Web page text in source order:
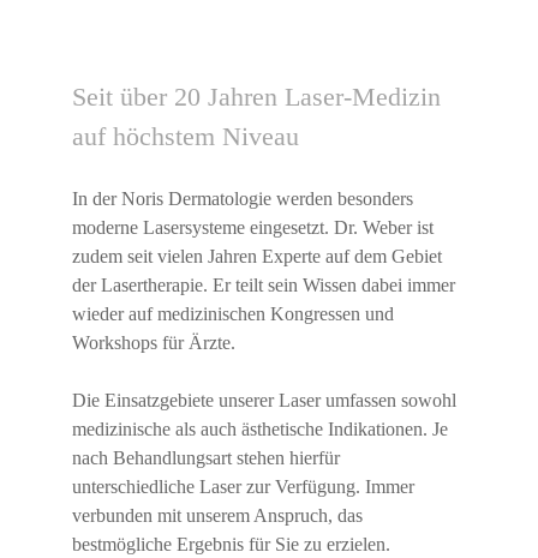
Seit über 20 Jahren Laser-Medizin
auf höchstem Niveau
In der Noris Dermatologie werden besonders
moderne Lasersysteme eingesetzt. Dr. Weber ist
zudem seit vielen Jahren Experte auf dem Gebiet
der Lasertherapie. Er teilt sein Wissen dabei immer
wieder auf medizinischen Kongressen und
Workshops für Ärzte.
Die Einsatzgebiete unserer Laser umfassen sowohl
medizinische als auch ästhetische Indikationen. Je
nach Behandlungsart stehen hierfür
unterschiedliche Laser zur Verfügung. Immer
verbunden mit unserem Anspruch, das
bestmögliche Ergebnis für Sie zu erzielen.